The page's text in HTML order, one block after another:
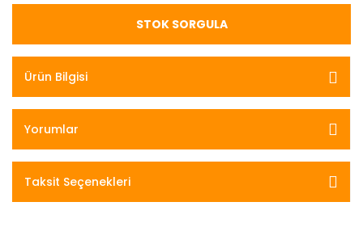
STOK SORGULA
Ürün Bilgisi
Yorumlar
Taksit Seçenekleri